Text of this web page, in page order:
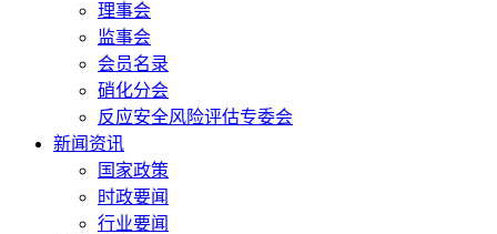
理事会
监事会
会员名录
硝化分会
反应安全风险评估专委会
新闻资讯
国家政策
时政要闻
行业要闻